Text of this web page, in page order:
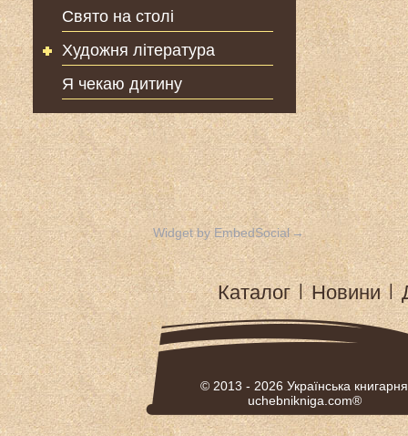
Свято на столі
Художня література
Я чекаю дитину
Widget by EmbedSocial→
Каталог | Новини |
© 2013 - 2026 Українська книгарня
uchebnikniga.com®